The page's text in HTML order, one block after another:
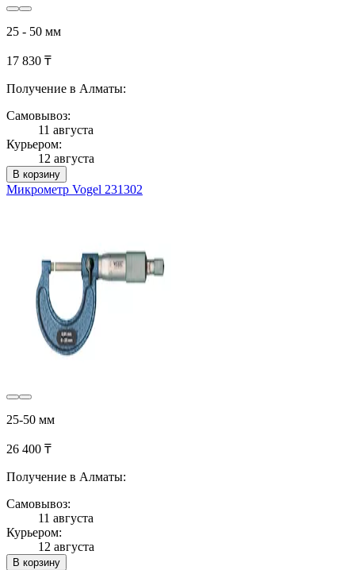
25 - 50 мм
17 830 ₸
Получение в Алматы:
Самовывоз:
11 августа
Курьером:
12 августа
В корзину
Микрометр Vogel 231302
25-50 мм
26 400 ₸
Получение в Алматы:
Самовывоз:
11 августа
Курьером:
12 августа
В корзину